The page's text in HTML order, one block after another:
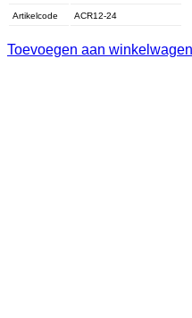
Artikelcode ACR12-24
Toevoegen aan winkelwagen